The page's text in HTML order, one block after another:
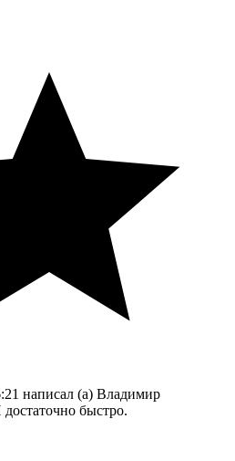
написал (а) Владимир
быстро.